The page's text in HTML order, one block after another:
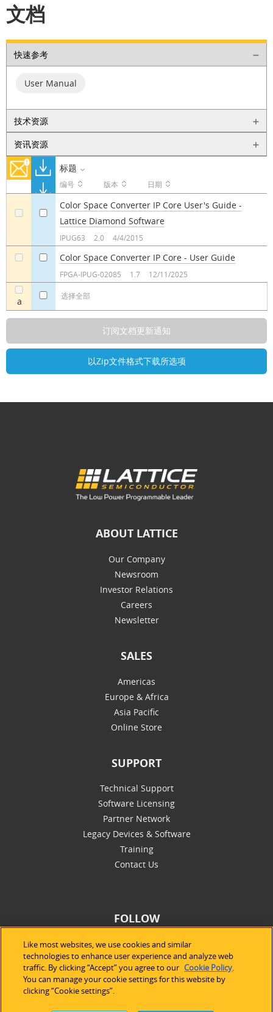
文档
快速参考
User Manual
技术资源
资讯资源
标题
编号 版本 日期
a 选择全部
Color Space Converter IP Core User's Guide -
Lattice Diamond Software
IPUG63 2.0 4/4/2015
Color Space Converter IP Core - User Guide
FPGA-IPUG-02085 1.7 12/11/2025
ABOUT LATTICE
Our Company
Newsroom
Investor Relations
Careers
Newsletter
SALES
Americas
Europe & Africa
Asia Pacific
Online Store
SUPPORT
Technical Support
Software Licensing
Partner Network
Legacy Devices & Software
Training
Contact Us
FOLLOW
Like most websites, we use cookies and similar
technologies to enhance user experience and analyze web
traffic. By clicking “Accept” you agree to our Cookie Policy.
You can manage your cookie settings for this website by
clicking “Cookie settings”.